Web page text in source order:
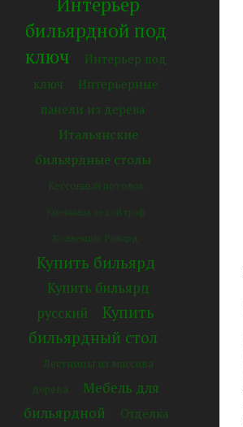
бильярдной под
ключ
Интерьер под
ключ
Интерьерные
панели из дерева
Итальянские
бильярдные столы
Кессонный потолок
Киевница седой граф
Коллекция Ричард
Купить бильярд
Купить бильярд
русский
Купить
бильярдный стол
Лестницы из массива
дерева
Мебель для
бильярдной
Отделка